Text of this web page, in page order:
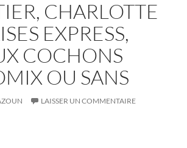
CHARLOTTE
EXPRESS,
COCHONS
OU SANS
LAISSER UN COMMENTAIRE